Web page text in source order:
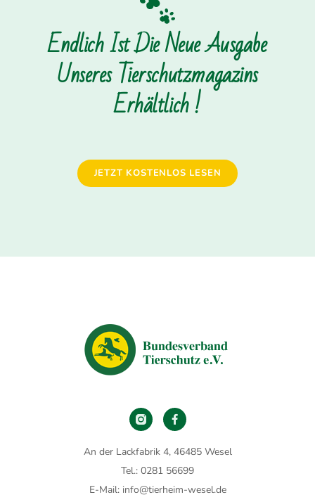
Endlich Ist Die Neue Ausgabe
Unseres Tierschutzmagazins
Erhältlich !
JETZT KOSTENLOS LESEN
An der Lackfabrik 4, 46485 Wesel
Tel.: 0281 56699
E-Mail: info@tierheim-wesel.de